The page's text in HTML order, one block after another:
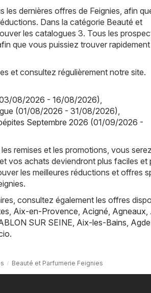
les dernières offres de Feignies, afin
Dans la catégorie Beauté et
les catalogues 3. Tous les
que vous puissiez trouver
et consultez régulièrement notre site.
08/2026 - 16/08/2026)
(01/08/2026 - 31/08/2026)
Septembre 2026 (01/09/2026 -
remises et les promotions, vous
vos achats deviendront plus faciles et
les meilleures réductions et offres
consultez également les offres
Aix-en-Provence Acigné Agneaux
SUR SEINE Aix-les-Bains Agde
.
Beauté et Parfumerie Feignies